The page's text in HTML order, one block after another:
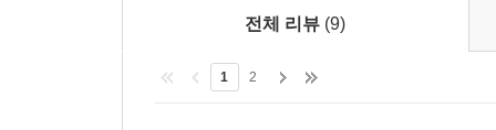
전체 리뷰 (9)
1 2